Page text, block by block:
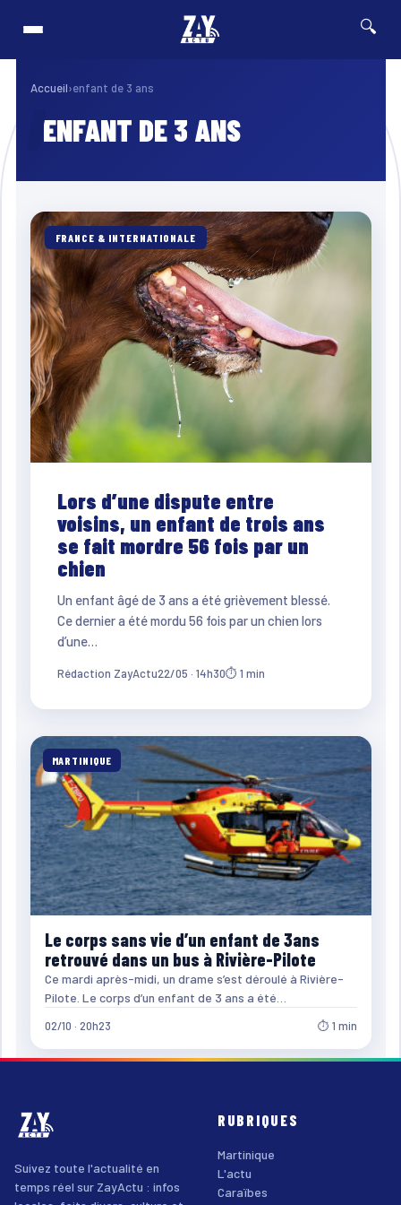
🔍
⚡ Breaking
Pas-de-Calais : un enfant grièvement brûlé après l’explosion d’une
Accueil›enfant de 3 ans
ENFANT DE 3 ANS
FRANCE & INTERNATIONALE
Lors d’une dispute entre
voisins, un enfant de trois ans
se fait mordre 56 fois par un
chien
Un enfant âgé de 3 ans a été grièvement blessé.
Ce dernier a été mordu 56 fois par un chien lors
d’une…
Rédaction ZayActu22/05 · 14h30⏱ 1 min
MARTINIQUE
Le corps sans vie d’un enfant de 3ans
retrouvé dans un bus à Rivière-Pilote
Ce mardi après-midi, un drame s’est déroulé à Rivière-
Pilote. Le corps d’un enfant de 3 ans a été…
02/10 · 20h23 ⏱ 1 min
Suivez toute l'actualité en
temps réel sur ZayActu : infos
RUBRIQUES
Martinique
L'actu
Caraïbes